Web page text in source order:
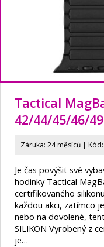
Tactical
42/44/45/46/
Záruka: 24 měsíců |
Je čas povýšit své
hodinky Tactical
certifikovaného
každou akci, zatímco
nebo na dovolené,
SILIKON Vyrobený z
je…